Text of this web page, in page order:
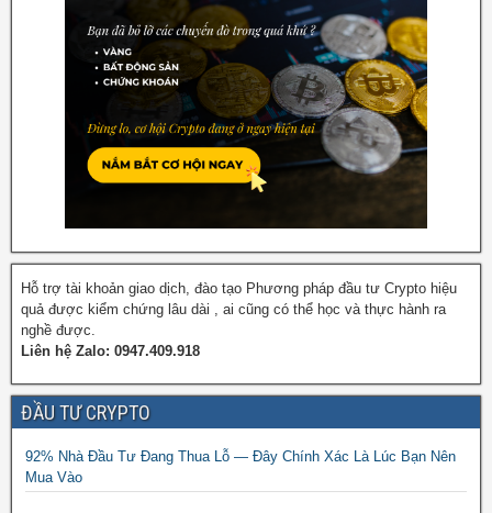
Hỗ trợ tài khoản giao dịch, đào tạo Phương pháp đầu tư Crypto hiệu
quả được kiểm chứng lâu dài , ai cũng có thể học và thực hành ra
nghề được.
Liên hệ Zalo: 0947.409.918
ĐẦU TƯ CRYPTO
92% Nhà Đầu Tư Đang Thua Lỗ — Đây Chính Xác Là Lúc Bạn Nên
Mua Vào